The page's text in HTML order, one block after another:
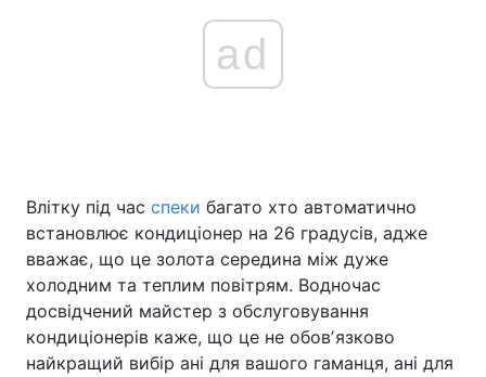
ad
Влітку під час спеки багато хто автоматично
встановлює кондиціонер на 26 градусів, адже
вважає, що це золота середина між дуже
холодним та теплим повітрям. Водночас
досвідчений майстер з обслуговування
кондиціонерів каже, що це не обовʼязково
найкращий вибір ані для вашого гаманця, ані для